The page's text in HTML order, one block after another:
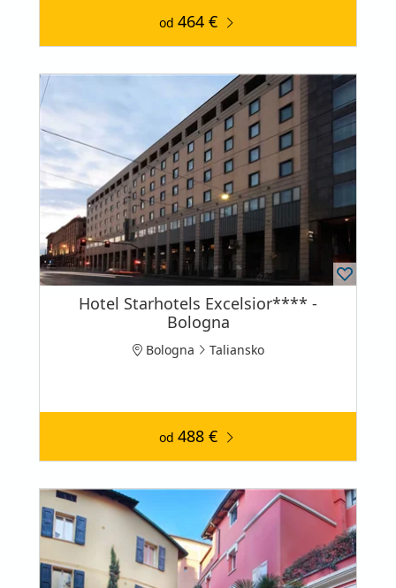
od464 €
Hotel Starhotels Excelsior**** -
Bologna
Bologna Taliansko
od488 €